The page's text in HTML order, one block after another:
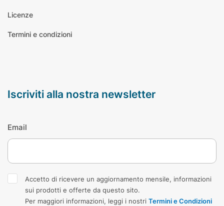
Licenze
Termini e condizioni
iscriviti alla nostra newsletter
Email
Accetto di ricevere un aggiornamento mensile, informazioni
sui prodotti e offerte da questo sito.
Per maggiori informazioni, leggi i nostri Termini e Condizioni